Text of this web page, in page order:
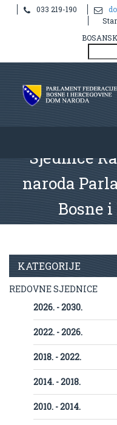
033 219-190
Sjednice
naroda
Bosne
KATEGORIJE
REDOVNE SJEDNICE
2026. - 2030.
2022. - 2026.
2018. - 2022.
2014. - 2018.
2010. - 2014.